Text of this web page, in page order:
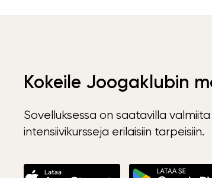
Kokeile Joogaklubin
Sovelluksessa on saatavilla
intensiivikursseja erilaisiin tarpeisiin.